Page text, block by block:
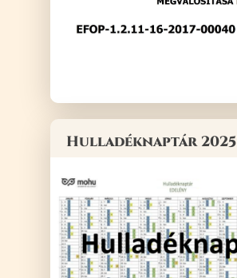
Hulladéknaptár 2025